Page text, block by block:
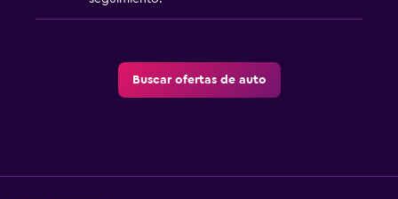
Buscar ofertas de auto